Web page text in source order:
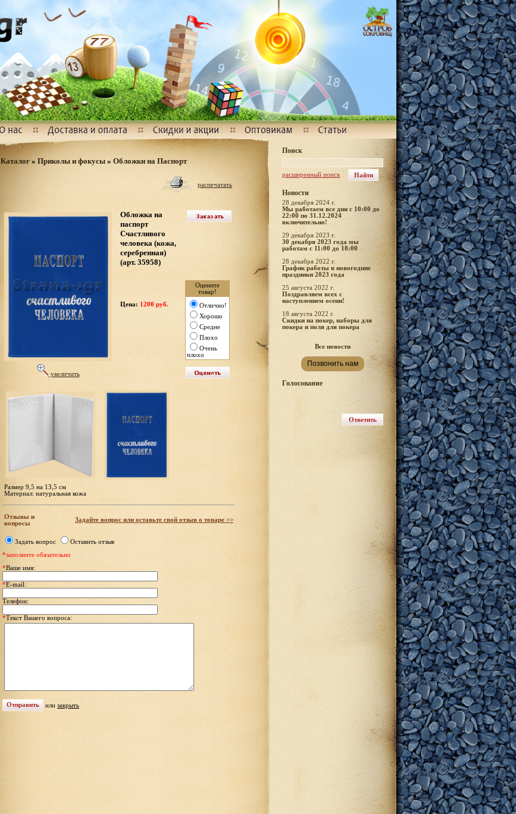
Каталог»Приколы и фокусы»Обложки на Паспорт
распечатать
увеличить
Обложка на
паспорт
Счастливого
человека (кожа,
серебренная)
(арт. 35958)
Цена: 1200 руб.
Оцените
товар!
Отлично!
Хорошо
Средне
Плохо
Очень
плохо
Размер 9,5 на 13,5 см
Материал: натуральная кожа
Отзывы и
вопросы
Задайте вопрос или оставьте свой отзыв о товаре >>
Задать вопрос
Оставить отзыв
*заполните обязательно
*Ваше имя:
*E-mail:
Телефон:
*Текст Вашего вопроса:
или закрыть
Поиск
расширенный поиск
Новости
28 декабря 2024 г.
Мы работаем все дни с 10:00 до
22:00 по 31.12.2024
включительно!
29 декабря 2023 г.
30 декабря 2023 года мы
работам с 11:00 до 18:00
28 декабря 2022 г.
График работы в новогодние
праздники 2023 года
25 августа 2022 г.
Поздравляем всех с
наступлением осени!
18 августа 2022 г.
Скидки на покер, наборы для
покера и поля для покера
Все новости
Позвонить нам
Голосование